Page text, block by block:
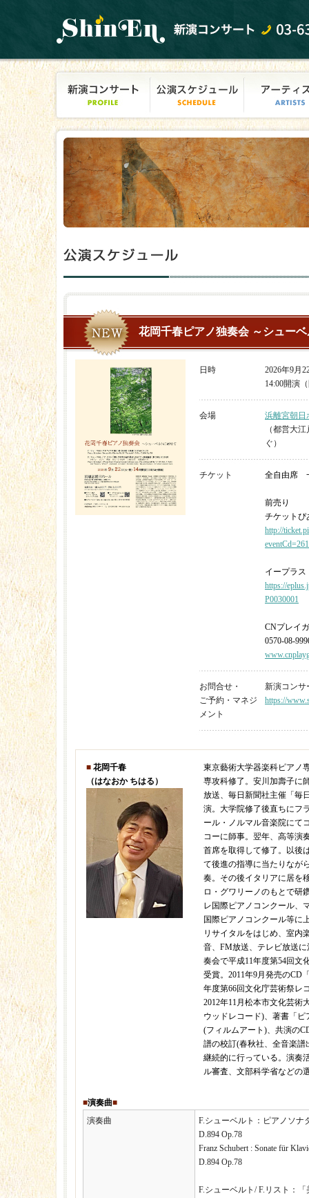
花岡千春ピアノ独奏会 ～シュー
日時
2026年9月
14:00開演
会場
浜離宮朝日
（都営大
ぐ）
チケット 全自由席
前売り
チケットぴ
http://
イープラス
https://
P0030001
CNプレイ
0570-08-
お問合せ・
ご予約・マネジ
メント
新演コンサ
https://
■ 花岡千春
（はなおか ちはる）
東京藝術大学器楽科ピアノ
専攻科修了。安川加壽子に
放送、毎日新聞社主催「毎
演。大学院修了後直ちにフ
ール・ノルマル音楽院にて
コーに師事。翌年、高等演
首席を取得して修了。以後
て後進の指導に当たりなが
奏。その後イタリアに居を
ロ・グワリーノのもとで研
レ国際ピアノコンクール、
国際ピアノコンクール等に
リサイタルをはじめ、室内
音、FM放送、テレビ放送
奏会で平成11年度第54回文
受賞。2011年9月発売のCD
年度第66回文化庁芸術祭レ
2012年11月松本市文化芸術
ウッドレコード)、著書「
(フィルムアート)、共演の
譜の校訂(春秋社、全音楽
継続的に行っている。演奏
ル審査、文部科学省などの
■演奏曲■
演奏曲
F.シューベルト：ピアノソナ
D.894 Op.78
Franz Schubert : Sonate für
D.894 Op.78
F.シューベルト/ F.リスト：